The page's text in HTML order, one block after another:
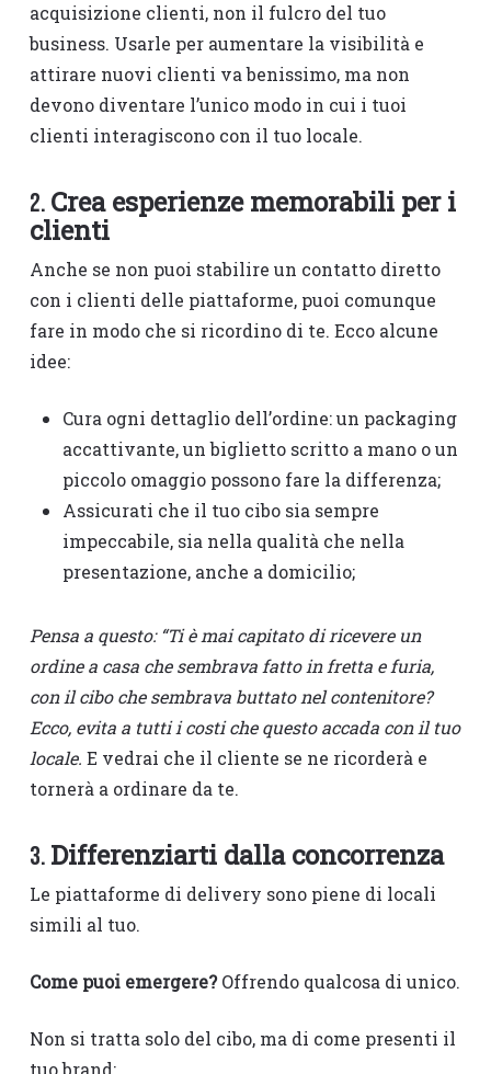
acquisizione clienti, non il fulcro del tuo
business. Usarle per aumentare la visibilità e
attirare nuovi clienti va benissimo, ma non
devono diventare l’unico modo in cui i tuoi
clienti interagiscono con il tuo locale.
2. Crea esperienze memorabili per i
clienti
Anche se non puoi stabilire un contatto diretto
con i clienti delle piattaforme, puoi comunque
fare in modo che si ricordino di te. Ecco alcune
idee:
Cura ogni dettaglio dell’ordine: un packaging
accattivante, un biglietto scritto a mano o un
piccolo omaggio possono fare la differenza;
Assicurati che il tuo cibo sia sempre
impeccabile, sia nella qualità che nella
presentazione, anche a domicilio;
Pensa a questo: “Ti è mai capitato di ricevere un
ordine a casa che sembrava fatto in fretta e furia,
con il cibo che sembrava buttato nel contenitore?
Ecco, evita a tutti i costi che questo accada con il tuo
locale. E vedrai che il cliente se ne ricorderà e
tornerà a ordinare da te.
3. Differenziarti dalla concorrenza
Le piattaforme di delivery sono piene di locali
simili al tuo.
Come puoi emergere?Offrendo qualcosa di unico.
Non si tratta solo del cibo, ma di come presenti il